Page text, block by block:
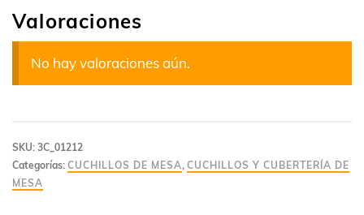
Valoraciones
No hay valoraciones aún.
SKU: 3C_01212
Categorías: CUCHILLOS DE MESA, CUCHILLOS Y CUBERTERÍA DE
MESA